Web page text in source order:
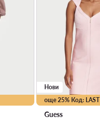
още 25% Код: LAST
Нови
Guess